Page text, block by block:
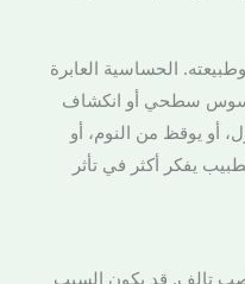
الحساسية العابرة
سطحي أو انكشاف
أو يوقظ من النوم، أو
يفكر أكثر في تأثر
تالف. قد يكون السبب